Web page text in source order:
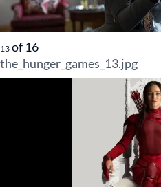
13 of 16
the_hunger_games_13.jpg